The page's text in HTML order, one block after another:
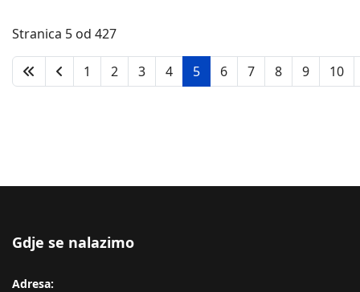
Stranica 5 od 427
1 2 3 4 5 6 7 8 9 10
Gdje se nalazimo
Adresa: